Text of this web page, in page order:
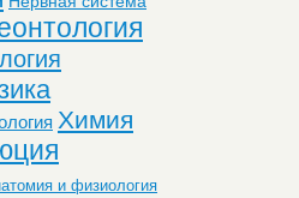
Химия
и физиология